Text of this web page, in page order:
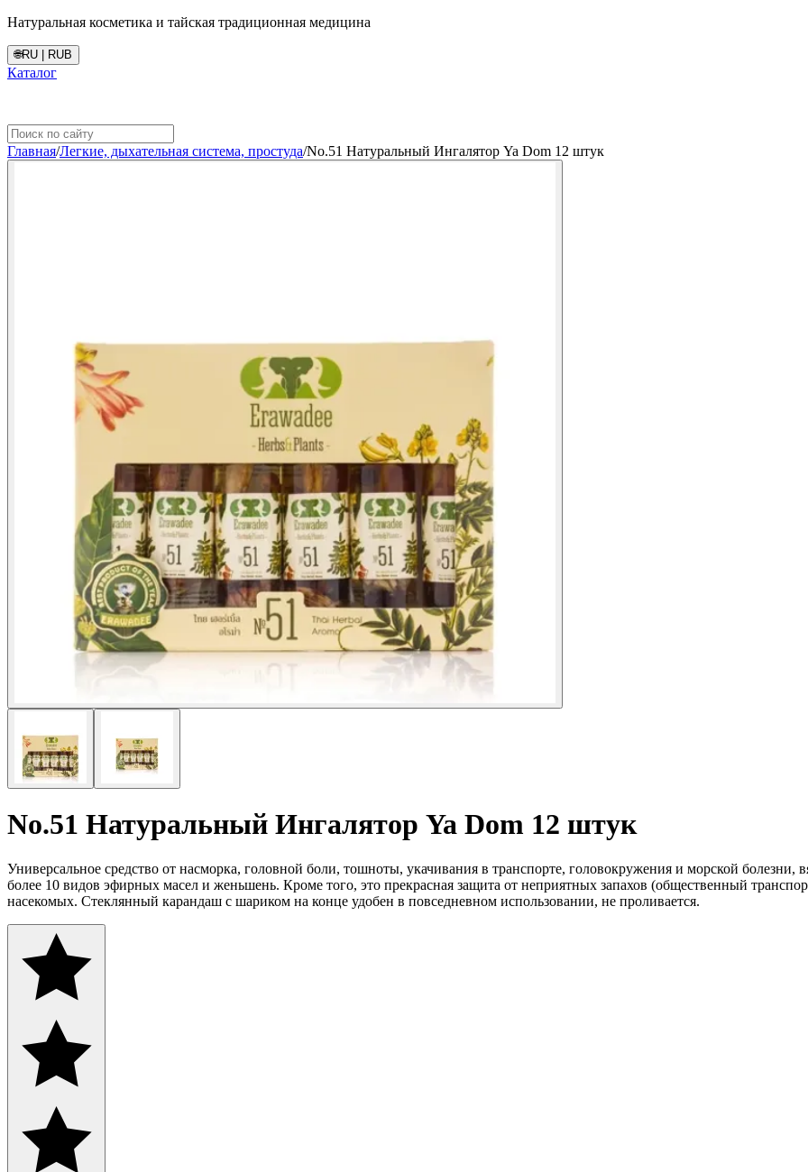
Натуральная косметика и тайская традиционная медицина
🌐RU | RUB
Каталог
Главная/Легкие, дыхательная система, простуда/No.51 Натуральный Ингалятор Ya Dom 12 штук
No.51 Натуральный Ингалятор Ya Dom 12 штук
Универсальное средство от насморка, головной боли, тошноты, укачивания в транспорте, головокружения и морской болезни,
более 10 видов эфирных масел и женьшень. Кроме того, это прекрасная защита от неприятных запахов (общественный
насекомых. Стеклянный карандаш с шариком на конце удобен в повседневном использовании, не проливается.